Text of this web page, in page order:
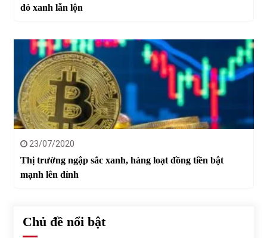
đỏ xanh lẫn lộn
23/07/2020
Thị trường ngập sắc xanh, hàng loạt đồng tiền bật
mạnh lên đỉnh
Chủ đề nổi bật